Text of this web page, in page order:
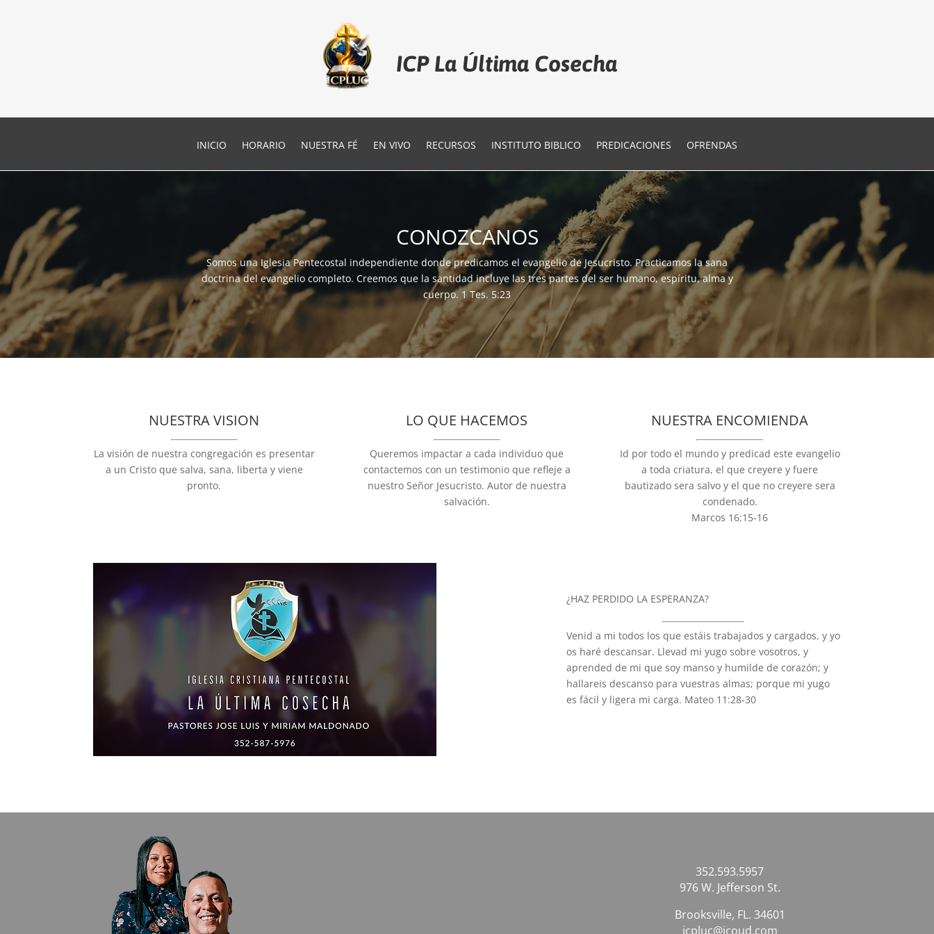
ICP La Última Cosecha
INICIO HORARIO NUESTRA FÉ EN VIVO RECURSOS INSTITUTO BIBLICO PREDICACIONES OFRENDAS
CONOZCANOS
Somos una Iglesia Pentecostal independiente donde predicamos el evangelio de Jesucristo. Practicamos la sana
doctrina del evangelio completo. Creemos que la santidad incluye las tres partes del ser humano, espíritu, alma y
cuerpo. 1 Tes. 5:23
NUESTRA VISION
La visión de nuestra congregación es presentar
a un Cristo que salva, sana, liberta y viene
pronto.
LO QUE HACEMOS
Queremos impactar a cada individuo que
contactemos con un testimonio que refleje a
nuestro Señor Jesucristo. Autor de nuestra
salvación.
NUESTRA ENCOMIENDA
Id por todo el mundo y predicad este evangelio
a toda criatura, el que creyere y fuere
bautizado sera salvo y el que no creyere sera
condenado.
Marcos 16:15-16
¿HAZ PERDIDO LA ESPERANZA?
Venid a mi todos los que estáis trabajados y cargados, y yo
os haré descansar. Llevad mi yugo sobre vosotros, y
aprended de mi que soy manso y humilde de corazón; y
hallareis descanso para vuestras almas; porque mi yugo
es fácil y ligera mi carga. Mateo 11:28-30
352.593.5957
976 W. Jefferson St.
Brooksville, FL. 34601
icpluc@icoud.com